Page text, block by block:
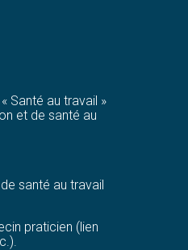
Santé au travail »
et de santé au
santé au travail
praticien (lien